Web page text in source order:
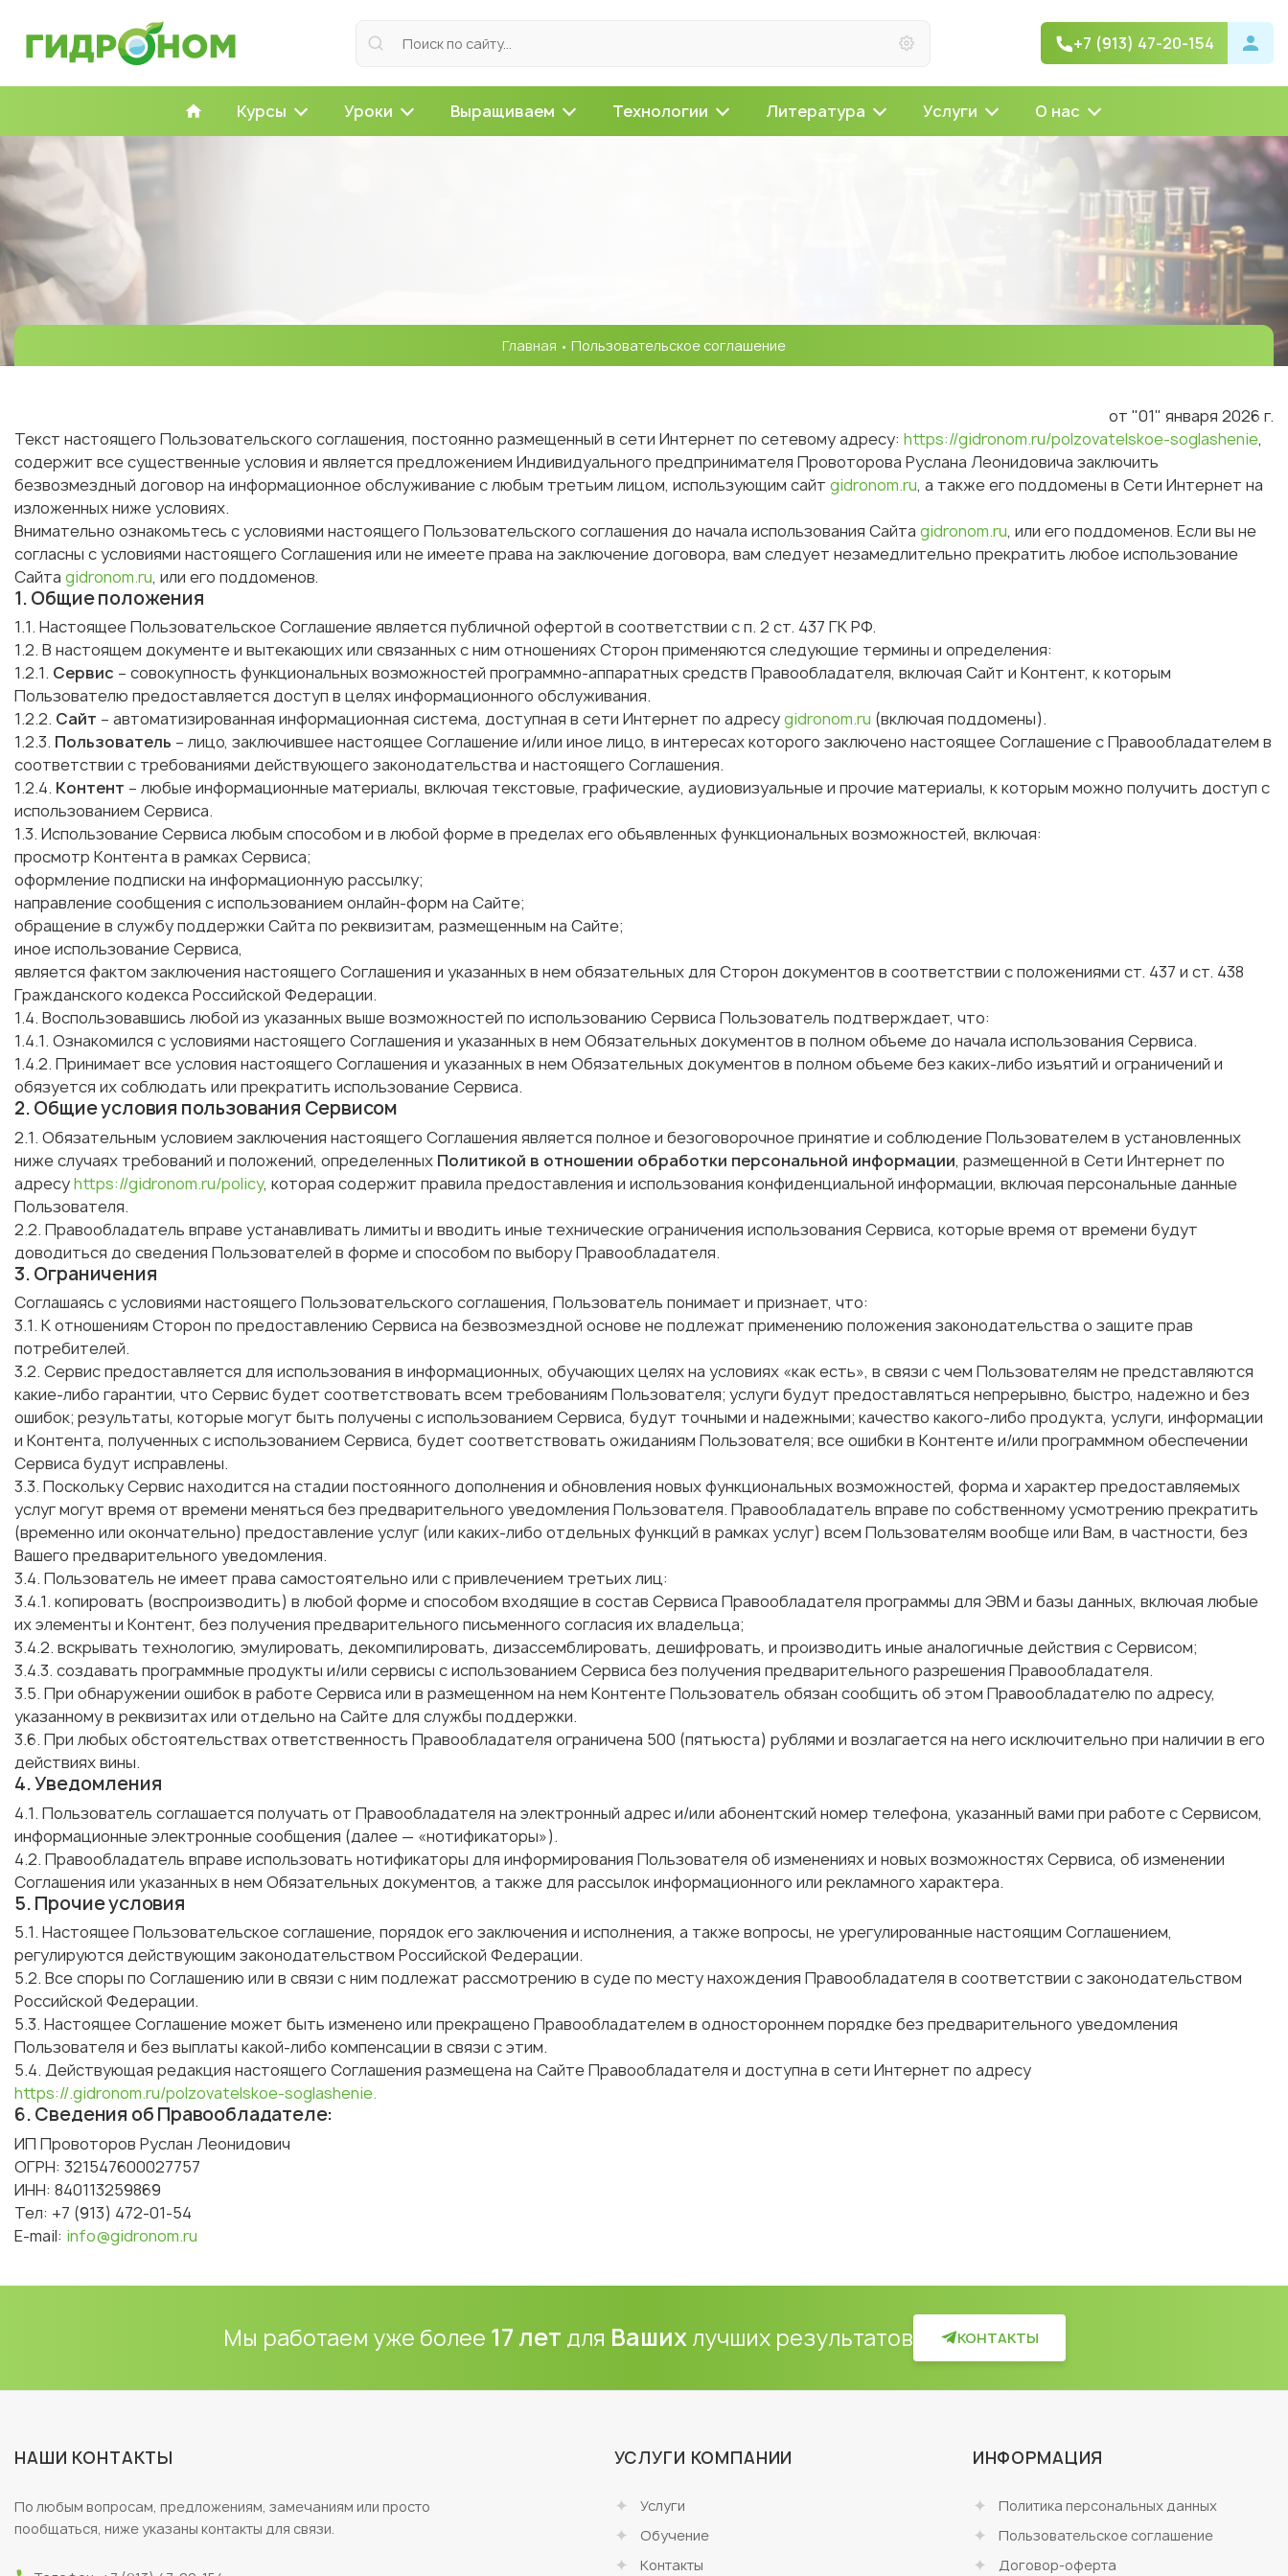
+7 (913) 47-20-154
Курсы Уроки Выращиваем Технологии Литература Услуги О нас
Главная • Пользовательское соглашение
от "01" января 2026 г.
Текст настоящего Пользовательского соглашения, постоянно размещенный в сети Интернет по сетевому адресу: https://gidronom.ru/polzovatelskoe-soglashenie,
содержит все существенные условия и является предложением Индивидуального предпринимателя Провоторова Руслана Леонидовича заключить
безвозмездный договор на информационное обслуживание с любым третьим лицом, использующим сайт gidronom.ru, а также его поддомены в Сети Интернет на
изложенных ниже условиях.
Внимательно ознакомьтесь с условиями настоящего Пользовательского соглашения до начала использования Сайта gidronom.ru, или его поддоменов. Если вы не
согласны с условиями настоящего Соглашения или не имеете права на заключение договора, вам следует незамедлительно прекратить любое использование
Сайта gidronom.ru, или его поддоменов.
1. Общие положения
1.1. Настоящее Пользовательское Соглашение является публичной офертой в соответствии с п. 2 ст. 437 ГК РФ.
1.2. В настоящем документе и вытекающих или связанных с ним отношениях Сторон применяются следующие термины и определения:
1.2.1. Сервис – совокупность функциональных возможностей программно-аппаратных средств Правообладателя, включая Сайт и Контент, к которым
Пользователю предоставляется доступ в целях информационного обслуживания.
1.2.2. Сайт – автоматизированная информационная система, доступная в сети Интернет по адресуgidronom.ru (включая поддомены).
1.2.3. Пользователь – лицо, заключившее настоящее Соглашение и/или иное лицо, в интересах которого заключено настоящее Соглашение с Правообладателем в
соответствии с требованиями действующего законодательства и настоящего Соглашения.
1.2.4. Контент – любые информационные материалы, включая текстовые, графические, аудиовизуальные и прочие материалы, к которым можно получить доступ с
использованием Сервиса.
1.3. Использование Сервиса любым способом и в любой форме в пределах его объявленных функциональных возможностей, включая:
просмотр Контента в рамках Сервиса;
оформление подписки на информационную рассылку;
направление сообщения с использованием онлайн-форм на Сайте;
обращение в службу поддержки Сайта по реквизитам, размещенным на Сайте;
иное использование Сервиса,
является фактом заключения настоящего Соглашения и указанных в нем обязательных для Сторон документов в соответствии с положениями ст. 437 и ст. 438
Гражданского кодекса Российской Федерации.
1.4. Воспользовавшись любой из указанных выше возможностей по использованию Сервиса Пользователь подтверждает, что:
1.4.1. Ознакомился с условиями настоящего Соглашения и указанных в нем Обязательных документов в полном объеме до начала использования Сервиса.
1.4.2. Принимает все условия настоящего Соглашения и указанных в нем Обязательных документов в полном объеме без каких-либо изъятий и ограничений и
обязуется их соблюдать или прекратить использование Сервиса.
2. Общие условия пользования Сервисом
2.1. Обязательным условием заключения настоящего Соглашения является полное и безоговорочное принятие и соблюдение Пользователем в установленных
ниже случаях требований и положений, определенных Политикой в отношении обработки персональной информации, размещенной в Сети Интернет по
адресуhttps://gidronom.ru/policy, которая содержит правила предоставления и использования конфиденциальной информации, включая персональные данные
Пользователя.
2.2. Правообладатель вправе устанавливать лимиты и вводить иные технические ограничения использования Сервиса, которые время от времени будут
доводиться до сведения Пользователей в форме и способом по выбору Правообладателя.
3. Ограничения
Соглашаясь с условиями настоящего Пользовательского соглашения, Пользователь понимает и признает, что:
3.1. К отношениям Сторон по предоставлению Сервиса на безвозмездной основе не подлежат применению положения законодательства о защите прав
потребителей.
3.2. Сервис предоставляется для использования в информационных, обучающих целях на условиях «как есть», в связи с чем Пользователям не представляются
какие-либо гарантии, что Сервис будет соответствовать всем требованиям Пользователя; услуги будут предоставляться непрерывно, быстро, надежно и без
ошибок; результаты, которые могут быть получены с использованием Сервиса, будут точными и надежными; качество какого-либо продукта, услуги, информации
и Контента, полученных с использованием Сервиса, будет соответствовать ожиданиям Пользователя; все ошибки в Контенте и/или программном обеспечении
Сервиса будут исправлены.
3.3. Поскольку Сервис находится на стадии постоянного дополнения и обновления новых функциональных возможностей, форма и характер предоставляемых
услуг могут время от времени меняться без предварительного уведомления Пользователя. Правообладатель вправе по собственному усмотрению прекратить
(временно или окончательно) предоставление услуг (или каких-либо отдельных функций в рамках услуг) всем Пользователям вообще или Вам, в частности, без
Вашего предварительного уведомления.
3.4. Пользователь не имеет права самостоятельно или с привлечением третьих лиц:
3.4.1. копировать (воспроизводить) в любой форме и способом входящие в состав Сервиса Правообладателя программы для ЭВМ и базы данных, включая любые
их элементы и Контент, без получения предварительного письменного согласия их владельца;
3.4.2. вскрывать технологию, эмулировать, декомпилировать, дизассемблировать, дешифровать, и производить иные аналогичные действия с Сервисом;
3.4.3. создавать программные продукты и/или сервисы с использованием Сервиса без получения предварительного разрешения Правообладателя.
3.5. При обнаружении ошибок в работе Сервиса или в размещенном на нем Контенте Пользователь обязан сообщить об этом Правообладателю по адресу,
указанному в реквизитах или отдельно на Сайте для службы поддержки.
3.6. При любых обстоятельствах ответственность Правообладателя ограничена 500 (пятьюста) рублями и возлагается на него исключительно при наличии в его
действиях вины.
4. Уведомления
4.1. Пользователь соглашается получать от Правообладателя на электронный адрес и/или абонентский номер телефона, указанный вами при работе с Сервисом,
информационные электронные сообщения (далее — «нотификаторы»).
4.2. Правообладатель вправе использовать нотификаторы для информирования Пользователя об изменениях и новых возможностях Сервиса, об изменении
Соглашения или указанных в нем Обязательных документов, а также для рассылок информационного или рекламного характера.
5. Прочие условия
5.1. Настоящее Пользовательское соглашение, порядок его заключения и исполнения, а также вопросы, не урегулированные настоящим Соглашением,
регулируются действующим законодательством Российской Федерации.
5.2. Все споры по Соглашению или в связи с ним подлежат рассмотрению в суде по месту нахождения Правообладателя в соответствии с законодательством
Российской Федерации.
5.3. Настоящее Соглашение может быть изменено или прекращено Правообладателем в одностороннем порядке без предварительного уведомления
Пользователя и без выплаты какой-либо компенсации в связи с этим.
5.4. Действующая редакция настоящего Соглашения размещена на Сайте Правообладателя и доступна в сети Интернет по адресу
https://.gidronom.ru/polzovatelskoe-soglashenie.
6. Сведения об Правообладателе:
ИП Провоторов Руслан Леонидович
ОГРН: 321547600027757
ИНН: 840113259869
Тел: +7 (913) 472-01-54
E-mail: info@gidronom.ru
Мы работаем уже более 17 лет для Вашихлучших результатов КОНТАКТЫ
НАШИ КОНТАКТЫ
По любым вопросам, предложениям, замечаниям или просто
пообщаться, ниже указаны контакты для связи.
УСЛУГИ КОМПАНИИ
Услуги
Обучение
Контакты
ИНФОРМАЦИЯ
Политика персональных данных
Пользовательское соглашение
Договор-оферта